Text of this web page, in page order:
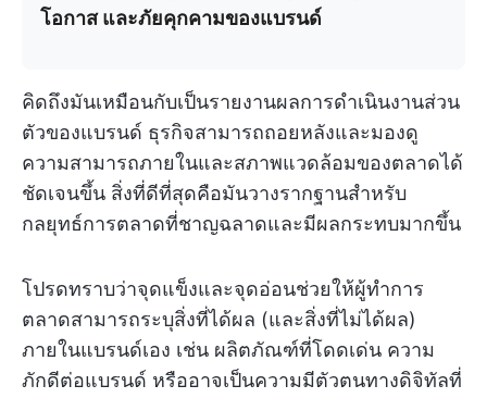
โอกาส และภัยคุกคามของแบรนด์
คิดถึงมันเหมือนกับเป็นรายงานผลการดำเนินงานส่วน
ตัวของแบรนด์ ธุรกิจสามารถถอยหลังและมองดู
ความสามารถภายในและสภาพแวดล้อมของตลาดได้
ชัดเจนขึ้น สิ่งที่ดีที่สุดคือมันวางรากฐานสำหรับ
กลยุทธ์การตลาดที่ชาญฉลาดและมีผลกระทบมากขึ้น
โปรดทราบว่าจุดแข็งและจุดอ่อนช่วยให้ผู้ทำการ
ตลาดสามารถระบุสิ่งที่ได้ผล (และสิ่งที่ไม่ได้ผล)
ภายในแบรนด์เอง เช่น ผลิตภัณฑ์ที่โดดเด่น ความ
ภักดีต่อแบรนด์ หรืออาจเป็นความมีตัวตนทางดิจิทัลที่